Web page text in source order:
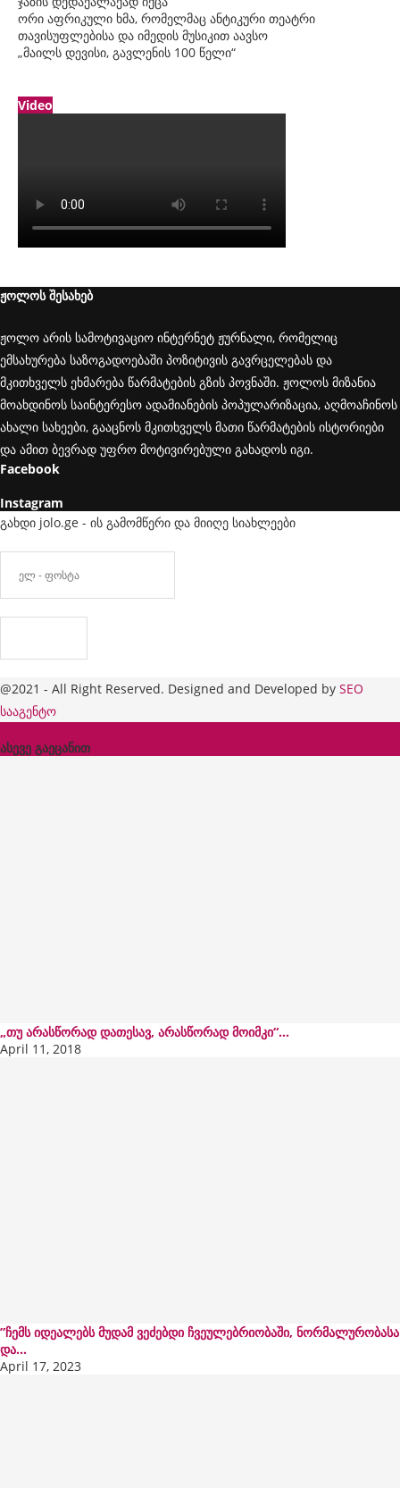
ორი აფრიკული ხმა, რომელმაც ანტიკური თეატრი
თავისუფლებისა და იმედის მუსიკით აავსო
„მაილს დევისი, გავლენის 100 წელი“
Video
ჟოლოს შესახებ
ჟოლო არის სამოტივაციო ინტერნეტ ჟურნალი, რომელიც
ემსახურება საზოგადოებაში პოზიტივის გავრცელებას და
მკითხველს ეხმარება წარმატების გზის პოვნაში. ჟოლოს მიზანია
მოახდინოს საინტერესო ადამიანების პოპულარიზაცია, აღმოაჩინოს
ახალი სახეები, გააცნოს მკითხველს მათი წარმატების ისტორიები
და ამით ბევრად უფრო მოტივირებული გახადოს იგი.
Facebook
Instagram
გახდი jolo.ge - ის გამომწერი და მიიღე სიახლეები
@2021 - All Right Reserved. Designed and Developed by SEO
სააგენტო
ასევე გაეცანით
„თუ არასწორად დათესავ, არასწორად მოიმკი“…
April 11, 2018
”ჩემს იდეალებს მუდამ ვეძებდი ჩვეულებრიობაში, ნორმალურობასა
და...
April 17, 2023